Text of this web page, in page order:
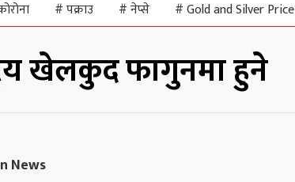
#पक्राउ #नेप्से #Gold and Silver Price
खेलकुद फागुनमा हुने
News